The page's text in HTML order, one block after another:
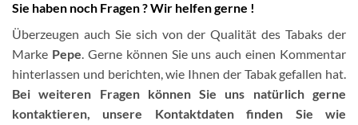
Sie haben noch Fragen ? Wir helfen gerne !
Überzeugen auch Sie sich von der Qualität des Tabaks der
Marke Pepe. Gerne können Sie uns auch einen Kommentar
hinterlassen und berichten, wie Ihnen der Tabak gefallen hat.
Bei weiteren Fragen können Sie uns natürlich gerne
kontaktieren, unsere Kontaktdaten finden Sie wie